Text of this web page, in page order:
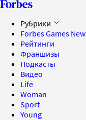
Рубрики
Forbes Games New
Рейтинги
Франшизы
Подкасты
Видео
Life
Woman
Sport
Young